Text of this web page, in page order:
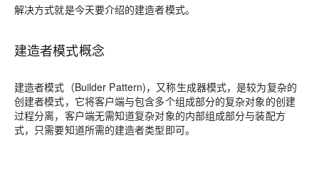
解决方式就是今天要介绍的建造者模式。
建造者模式概念
建造者模式（Builder Pattern)，又称生成器模式，是较为复杂的
创建者模式，它将客户端与包含多个组成部分的复杂对象的创建
过程分离，客户端无需知道复杂对象的内部组成部分与装配方
式，只需要知道所需的建造者类型即可。